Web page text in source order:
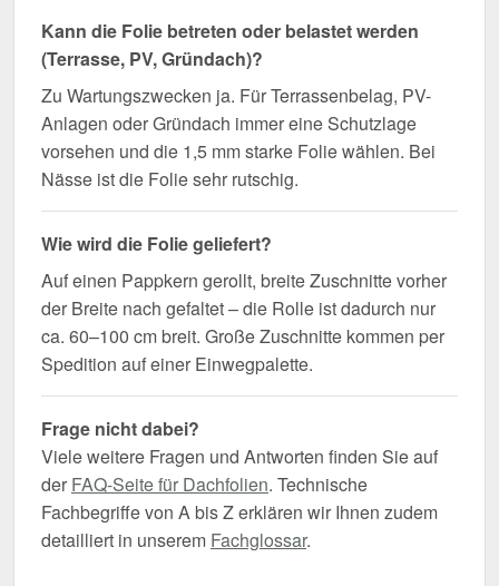
Kann die Folie betreten oder belastet werden
(Terrasse, PV, Gründach)?
Zu Wartungszwecken ja. Für Terrassenbelag, PV-
Anlagen oder Gründach immer eine Schutzlage
vorsehen und die 1,5 mm starke Folie wählen. Bei
Nässe ist die Folie sehr rutschig.
Wie wird die Folie geliefert?
Auf einen Pappkern gerollt, breite Zuschnitte vorher
der Breite nach gefaltet – die Rolle ist dadurch nur
ca. 60–100 cm breit. Große Zuschnitte kommen per
Spedition auf einer Einwegpalette.
Frage nicht dabei?
Viele weitere Fragen und Antworten finden Sie auf
der FAQ-Seite für Dachfolien. Technische
Fachbegriffe von A bis Z erklären wir Ihnen zudem
detailliert in unserem Fachglossar.